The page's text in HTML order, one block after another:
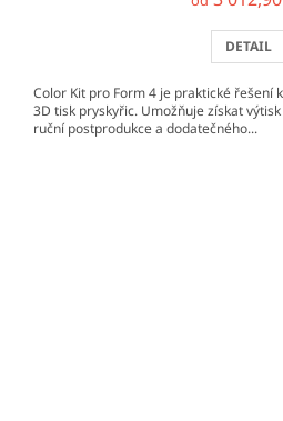
DETAIL
Color Kit pro Form 4 je praktické řešení
3D tisk pryskyřic. Umožňuje získat
ruční postprodukce a dodatečného...